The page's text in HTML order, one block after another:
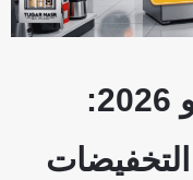
مجلة عروض رنين مايو 2026: